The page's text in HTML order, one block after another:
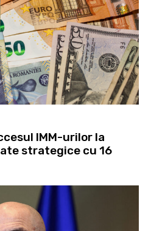
IMM-urilor la
strategice cu 16